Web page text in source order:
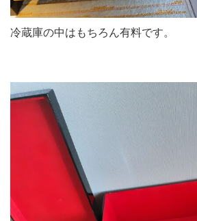
冷蔵庫の中はもちろん有料です。